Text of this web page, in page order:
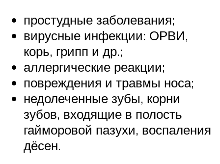
простудные заболевания;
вирусные инфекции: ОРВИ,
корь, грипп и др.;
аллергические реакции;
повреждения и травмы носа;
недолеченные зубы, корни
зубов, входящие в полость
гайморовой пазухи, воспаления
дёсен.